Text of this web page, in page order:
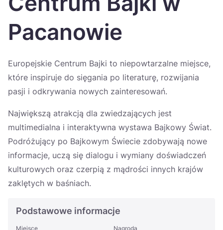
Zamknij
Pacanowie
Europejskie Centrum Bajki to niepowtarzalne miejsce,
które inspiruje do sięgania po literaturę, rozwijania
pasji i odkrywania nowych zainteresowań.
Największą atrakcją dla zwiedzających jest
multimedialna i interaktywna wystawa Bajkowy Świat.
Podróżujący po Bajkowym Świecie zdobywają nowe
informacje, uczą się dialogu i wymiany doświadczeń
kulturowych oraz czerpią z mądrości innych krajów
zaklętych w baśniach.
Podstawowe informacje
Miejsce Nagroda